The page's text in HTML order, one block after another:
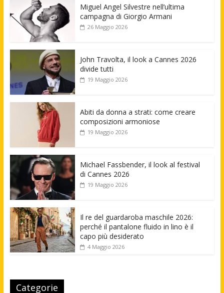
Miguel Angel Silvestre nell’ultima
campagna di Giorgio Armani
26 Maggio 2026
John Travolta, il look a Cannes 2026
divide tutti
19 Maggio 2026
Abiti da donna a strati: come creare
composizioni armoniose
19 Maggio 2026
Michael Fassbender, il look al festival
di Cannes 2026
19 Maggio 2026
Il re del guardaroba maschile 2026:
perché il pantalone fluido in lino è il
capo più desiderato
4 Maggio 2026
Categorie